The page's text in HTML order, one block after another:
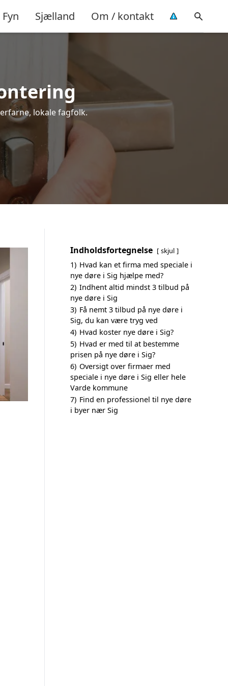
Fyn Sjælland Om / kontakt
lokale fagfolk.
Indholdsfortegnelse skjul
1) Hvad kan et firma med speciale i
nye døre i Sig hjælpe med?
2) Indhent altid mindst 3 tilbud på
nye døre i Sig
3) Få nemt 3 tilbud på nye døre i
Sig, du kan være tryg ved
4) Hvad koster nye døre i Sig?
5) Hvad er med til at bestemme
prisen på nye døre i Sig?
6) Oversigt over firmaer med
speciale i nye døre i Sig eller hele
Varde kommune
7) Find en professionel til nye døre
i byer nær Sig